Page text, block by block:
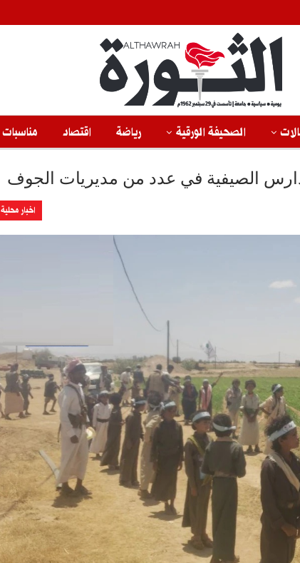
الصحيفة الورقية رياضة اقتصاد مناسبات
الصيفية في عدد من مديريات الجوف
اخبار محلية